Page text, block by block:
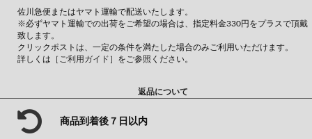
佐川急便またはヤマト運輸で配送いたします。
※必ずヤマト運輸での出荷をご希望の場合は、指定料金330円をプラスで頂戴
致します。
クリックポストは、一定の条件を満たした場合のみご利用いただけます。
詳しくは ［ご利用ガイド］ をご参照ください。
返品について
商品到着後７日以内